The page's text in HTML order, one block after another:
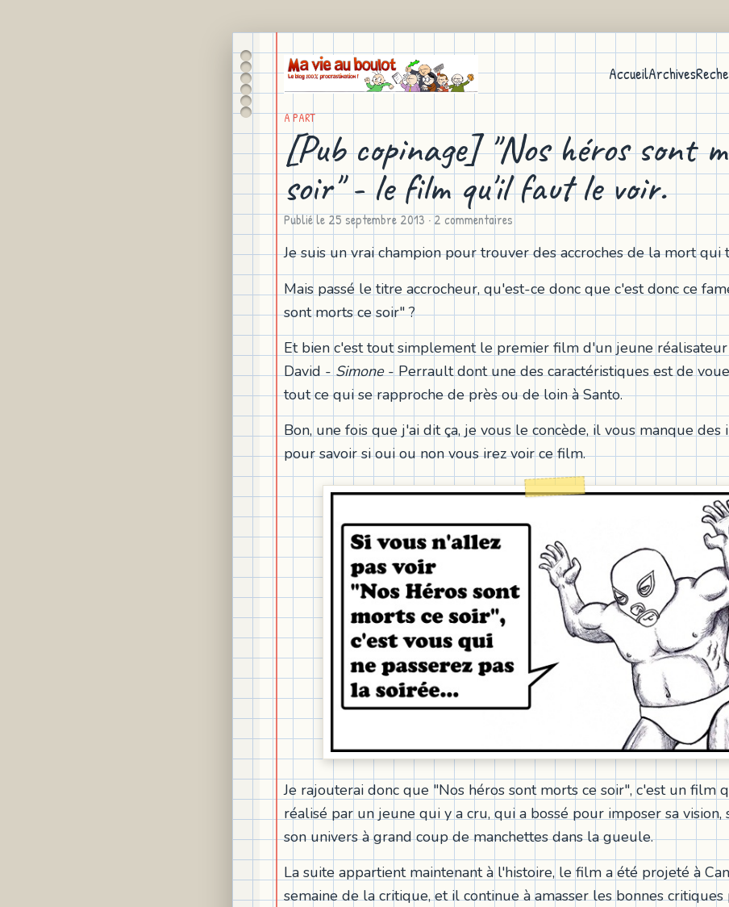
AccueilArchives
A PART
[Pub copinage] "Nos héros sont
soir" - le film qu'il faut le voir.
Publié le25 septembre 2013· 2 commentaires
Je suis un vrai champion pour trouver des accroches de la mort qui
Mais passé le titre accrocheur, qu'est-ce donc que c'est donc ce
sont morts ce soir" ?
Et bien c'est tout simplement le premier film d'un jeune réalisateur
David -Simone- Perrault dont une des caractéristiques est de
tout ce qui se rapproche de près ou de loin à Santo.
Bon, une fois que j'ai dit ça, je vous le concède, il vous manque des
pour savoir si oui ou non vous irez voir ce film.
Je rajouterai donc que "Nos héros sont morts ce soir", c'est un film
réalisé par un jeune qui y a cru, qui a bossé pour imposer sa vision,
son univers à grand coup de manchettes dans la gueule.
La suite appartient maintenant à l'histoire, le film a été projeté à
semaine de la critique, et il continue à amasser les bonnes